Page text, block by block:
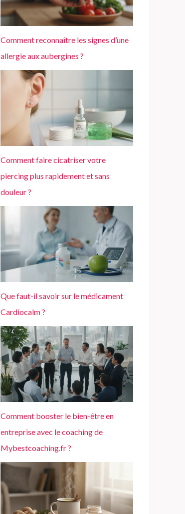
e
r
:
Comment reconnaître les signes d’une
allergie aux aubergines ?
Comment faire cicatriser votre
piercing plus rapidement et sans
douleur ?
Que faut-il savoir sur le médicament
Cardiocalm ?
Comment booster le bien-être en
entreprise avec le coaching de
Mybestcoaching.fr ?